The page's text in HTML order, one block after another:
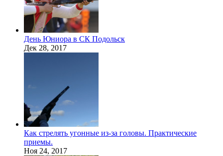
День Юниора в СК Подольск
Дек 28, 2017
Как стрелять угонные из-за головы. Практические
приемы.
Ноя 24, 2017